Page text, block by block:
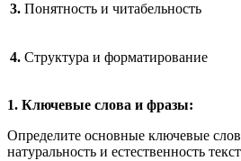
3. Понятность и читабельность
4. Структура и форматирование
1. Ключевые слова и фразы:
Определите основные ключевые
натуральность и естественность